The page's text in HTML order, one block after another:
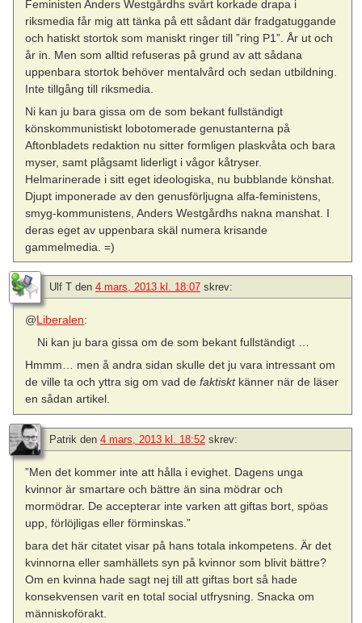
Feministen Anders Westgårdhs svårt korkade drapa i
riksmedia får mig att tänka på ett sådant där fradgatuggande
och hatiskt stortok som maniskt ringer till ”ring P1”. År ut och
år in. Men som alltid refuseras på grund av att sådana
uppenbara stortok behöver mentalvård och sedan utbildning.
Inte tillgång till riksmedia.
Ni kan ju bara gissa om de som bekant fullständigt
könskommunistiskt lobotomerade genustanterna på
Aftonbladets redaktion nu sitter formligen plaskvåta och bara
myser, samt plågsamt liderligt i vågor kåtryser.
Helmarinerade i sitt eget ideologiska, nu bubblande könshat.
Djupt imponerade av den genusförljugna alfa-feministens,
smyg-kommunistens, Anders Westgårdhs nakna manshat. I
deras eget av uppenbara skäl numera krisande
gammelmedia. =)
Ulf T den 4 mars, 2013 kl. 18:07 skrev:
@Liberalen:
Ni kan ju bara gissa om de som bekant fullständigt …
Hmmm… men å andra sidan skulle det ju vara intressant om
de ville ta och yttra sig om vad defaktisktkänner när de läser
en sådan artikel.
Patrik den 4 mars, 2013 kl. 18:52 skrev:
”Men det kommer inte att hålla i evighet. Dagens unga
kvinnor är smartare och bättre än sina mödrar och
mormödrar. De accepterar inte ­varken att giftas bort, spöas
upp, förlöjligas eller förminskas.”
bara det här citatet visar på hans totala inkompetens. Är det
kvinnorna eller samhällets syn på kvinnor som blivit bättre?
Om en kvinna hade sagt nej till att giftas bort så hade
konsekvensen varit en total social utfrysning. Snacka om
människoförakt.